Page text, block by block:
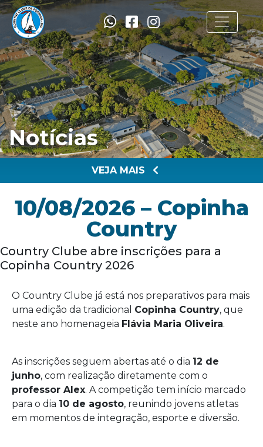
Notícias
VEJA MAIS
10/08/2026 – Copinha
Country
Country Clube abre inscrições para a
Copinha Country 2026
O Country Clube já está nos preparativos para mais
uma edição da tradicional Copinha Country, que
neste ano homenageia Flávia Maria Oliveira.
As inscrições seguem abertas até o dia 12 de
junho, com realização diretamente com o
professor Alex. A competição tem início marcado
para o dia 10 de agosto, reunindo jovens atletas
em momentos de integração, esporte e diversão.